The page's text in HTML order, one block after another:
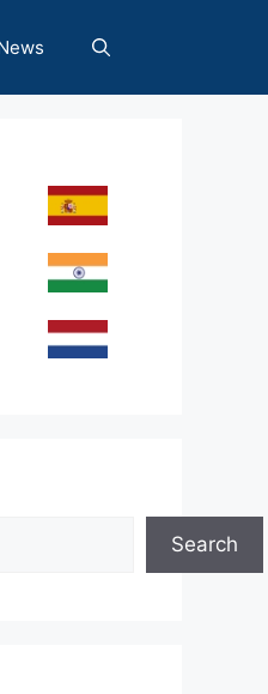
Search